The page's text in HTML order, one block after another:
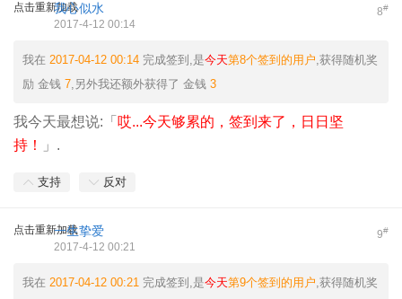
点击重新加载 8#
我心似水
2017-4-12 00:14
我在 2017-04-12 00:14 完成签到,是今天第8个签到的用户,获得随机奖
励 金钱 7,另外我还额外获得了 金钱 3
我今天最想说:「 哎...今天够累的，签到来了，日日坚
持！
」.
支持 反对
点击重新加载 9#
一生挚爱
2017-4-12 00:21
我在 2017-04-12 00:21 完成签到,是今天第9个签到的用户,获得随机奖